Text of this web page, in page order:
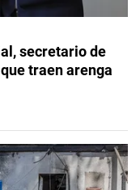
secretario de
traen arenga